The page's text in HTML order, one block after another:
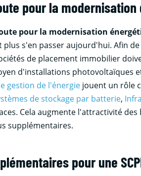
pour la
pour la modernisation
plus s'en passer aujourd'hui. Afin
de placement immobilier
d'installations photovoltaïques
gestion de l'énergie jouent un rôle
de stockage par batterie,
Cela augmente l'attractivité
supplémentaires.
pour une